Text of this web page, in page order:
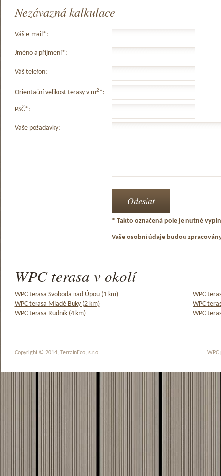
Nezávazná kalkulace
Váš e-mail*:
Jméno a příjmení*:
Váš telefon:
Orientační velikost terasy v m2*:
PSČ*:
Vaše požadavky:
* Takto označená pole je nutné
Vaše osobní údaje budou
WPC terasa v okolí
WPC terasa Svoboda nad Úpou (1 km)
WPC
WPC terasa Mladé Buky (2 km)
WPC
WPC terasa Rudník (4 km)
WPC
WPC
Copyright © 2014, TerrainEco, s.r.o.